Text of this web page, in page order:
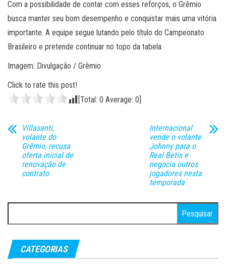
Com a possibilidade de contar com esses reforços, o Grêmio
busca manter seu bom desempenho e conquistar mais uma vitória
importante. A equipe segue lutando pelo título do Campeonato
Brasileiro e pretende continuar no topo da tabela.
Imagem: Divulgação / Grêmio
Click to rate this post!
[Total: 0 Average: 0]
Villasanti,
volante do
Grêmio, recusa
oferta inicial de
renovação de
contrato
Internacional
vende o volante
Johnny para o
Real Betis e
negocia outros
jogadores nesta
temporada
por:
CATEGORIAS